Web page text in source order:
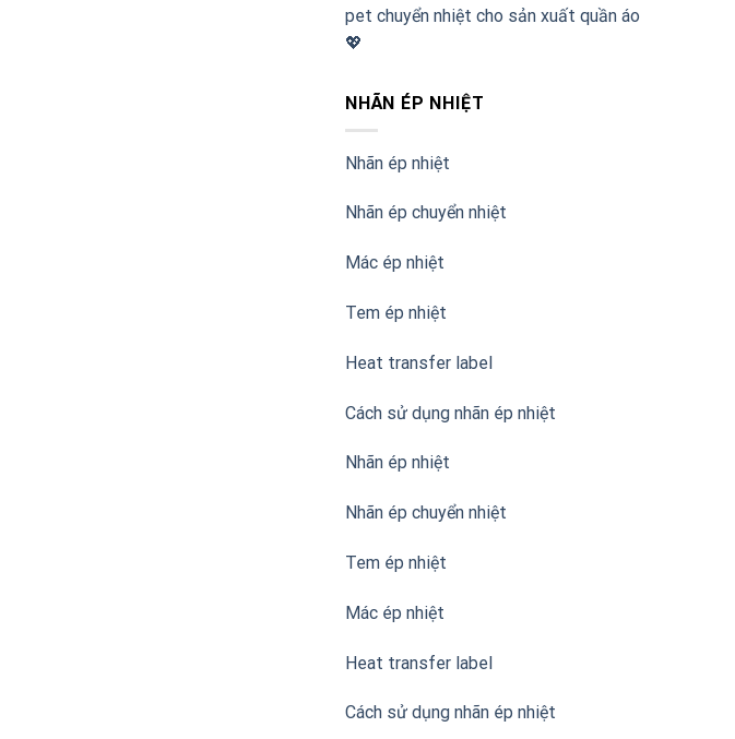
pet chuyển nhiệt cho sản xuất quần áo
💖
NHÃN ÉP NHIỆT
Nhãn ép nhiệt
Nhãn ép chuyển nhiệt
Mác ép nhiệt
Tem ép nhiệt
Heat transfer label
Cách sử dụng nhãn ép nhiệt
Nhãn ép nhiệt
Nhãn ép chuyển nhiệt
Tem ép nhiệt
Mác ép nhiệt
Heat transfer label
Cách sử dụng nhãn ép nhiệt